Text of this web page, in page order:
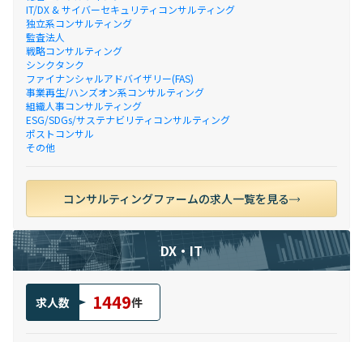
IT/DX & サイバーセキュリティコンサルティング
独立系コンサルティング
監査法人
戦略コンサルティング
シンクタンク
ファイナンシャルアドバイザリー(FAS)
事業再生/ハンズオン系コンサルティング
組織人事コンサルティング
ESG/SDGs/サステナビリティコンサルティング
ポストコンサル
その他
コンサルティングファームの求人一覧を見る
DX・IT
求人数 1449件